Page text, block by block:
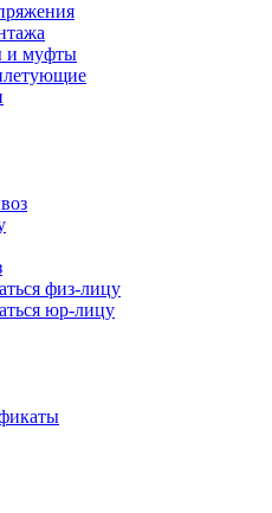
и муфты
физ-лицу
юр-лицу